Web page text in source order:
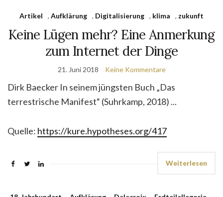
Artikel , Aufklärung , Digitalisierung , klima , zukunft
Keine Lügen mehr? Eine Anmerkung
zum Internet der Dinge
21. Juni 2018 Keine Kommentare
Dirk Baecker In seinem jüngsten Buch „Das
terrestrische Manifest“ (Suhrkamp, 2018) ...
Quelle: https://kure.hypotheses.org/417
Weiterlesen